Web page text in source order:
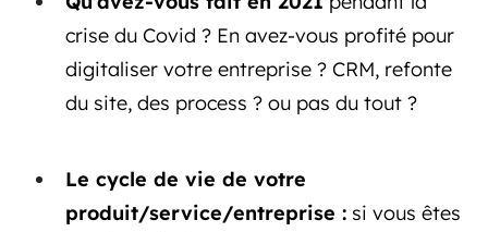
crise du Covid ? En avez-vous profité pour
digitaliser votre entreprise ? CRM, refonte
du site, des process ? ou pas du tout ?
Le cycle de vie de votre
produit/service/entreprise : si vous êtes